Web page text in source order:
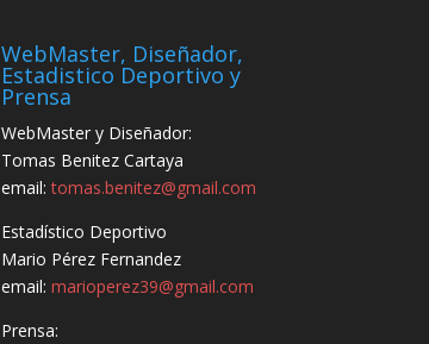
WebMaster, Diseñador,
Estadistico Deportivo y
Prensa
WebMaster y Diseñador:
Tomas Benitez Cartaya
email:tomas.benitez@gmail.com
Estadístico Deportivo
Mario Pérez Fernandez
email:marioperez39@gmail.com
Prensa: